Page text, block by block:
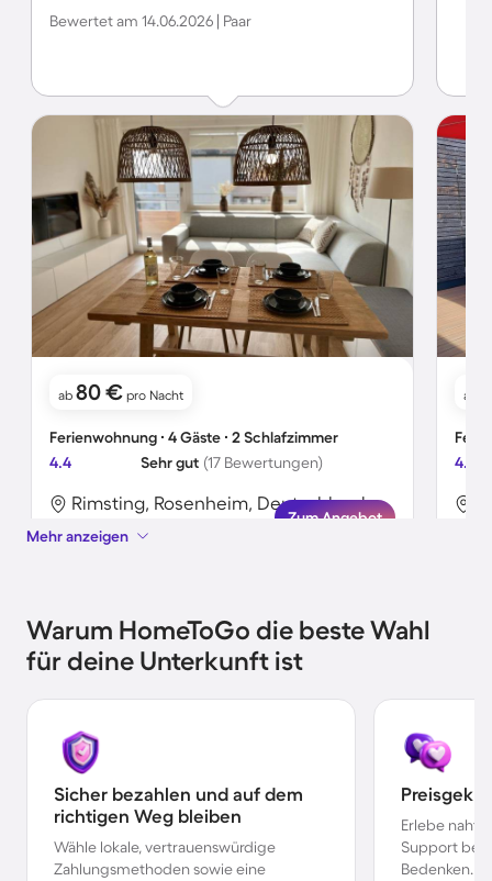
ist sehr sauber und ist gut ausgestattet.
Bewertet am 14.06.2026 | Paar
ab 80 € pro Nacht
Ferienwohnung ∙ 4 Gäste ∙ 2 Schlafzimmer
4.4
Sehr gut (17 Bewertungen)
Rimsting, Rosenheim, Deutschland
Zum Angebot
ab
4.6
Mehr anzeigen
Warum HomeToGo die beste Wahl
für deine Unterkunft ist
Sicher bezahlen und auf dem
richtigen Weg bleiben
Wähle lokale, vertrauenswürdige
Zahlungsmethoden sowie eine
Erlebe
Support bei
Bedenken.